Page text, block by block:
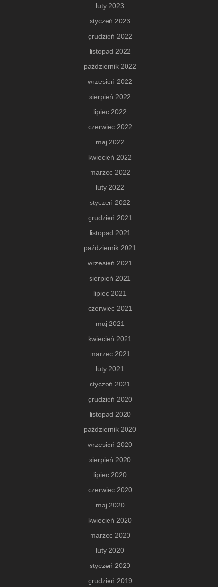
luty 2023
styczeń 2023
grudzień 2022
listopad 2022
październik 2022
wrzesień 2022
sierpień 2022
lipiec 2022
czerwiec 2022
maj 2022
kwiecień 2022
marzec 2022
luty 2022
styczeń 2022
grudzień 2021
listopad 2021
październik 2021
wrzesień 2021
sierpień 2021
lipiec 2021
czerwiec 2021
maj 2021
kwiecień 2021
marzec 2021
luty 2021
styczeń 2021
grudzień 2020
listopad 2020
październik 2020
wrzesień 2020
sierpień 2020
lipiec 2020
czerwiec 2020
maj 2020
kwiecień 2020
marzec 2020
luty 2020
styczeń 2020
grudzień 2019